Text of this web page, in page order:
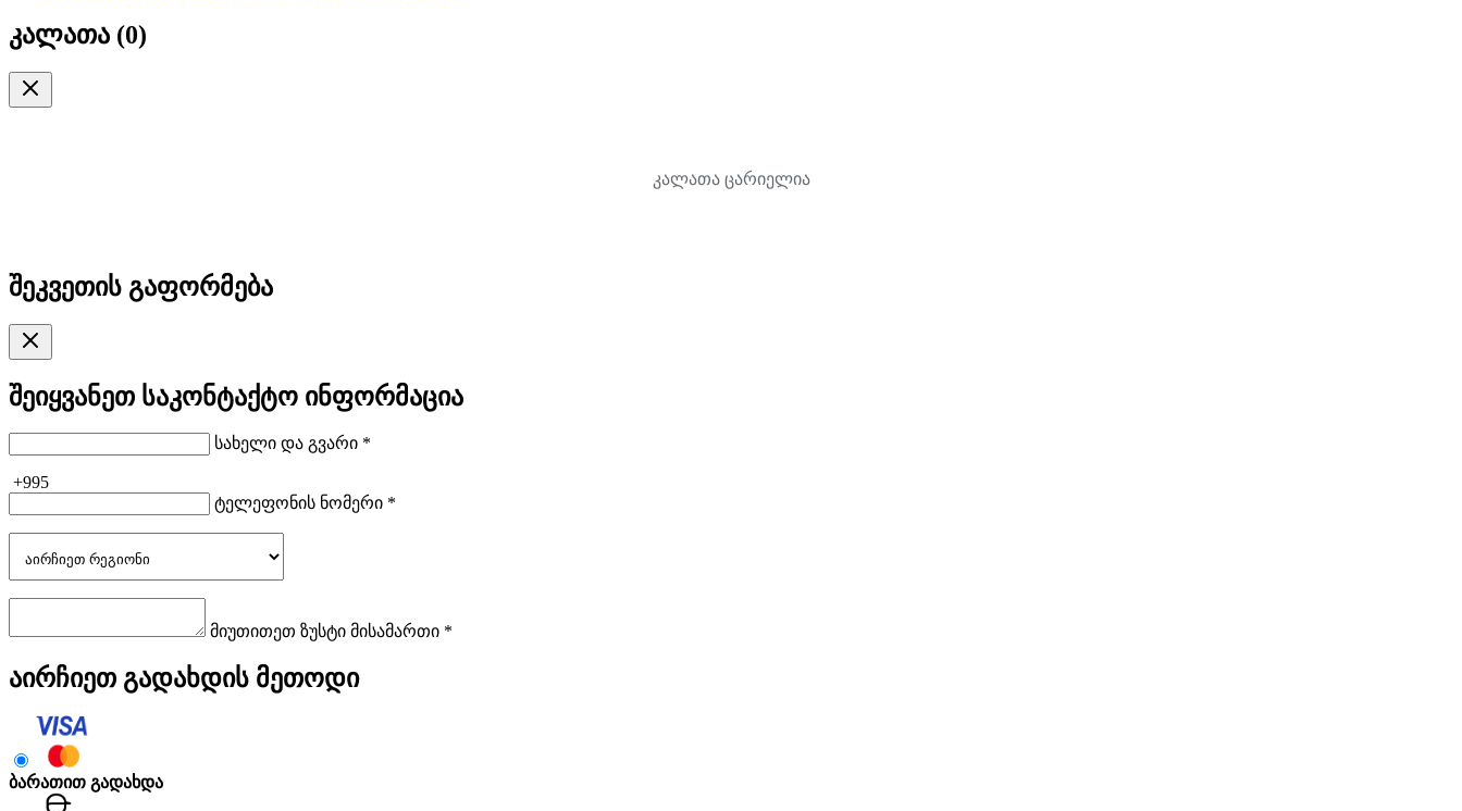
კალათა (0)
კალათა ცარიელია
შეკვეთის გაფორმება
შეიყვანეთ საკონტაქტო ინფორმაცია
სახელი და გვარი *
+995
ტელეფონის ნომერი *
მიუთითეთ ზუსტი მისამართი *
აირჩიეთ გადახდის მეთოდი
ბარათით გადახდა